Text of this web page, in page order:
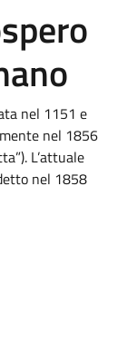
nel 1151 e
nel 1856
L’attuale
nel 1858